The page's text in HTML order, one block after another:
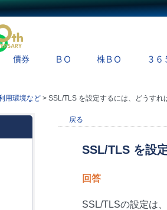
X
債券 ＢＯ 株ＢＯ ３６
用環境など > SSL/TLS を設定するには、どうすれ
戻る
SSL/TLS を設
回答
SSL/TLSの設定は